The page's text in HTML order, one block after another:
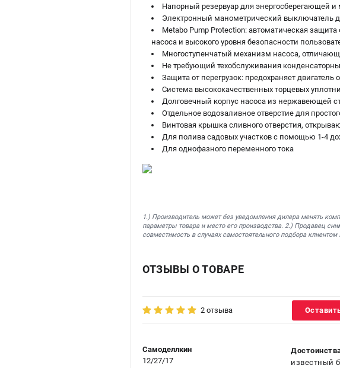
Напорный резервуар для энергосберегающей
Электронный манометрический выключатель
Metabo Pump Protection: автоматическая
насоса и высокого уровня безопасности
Многоступенчатый механизм насоса,
Не требующий техобслуживания
Защита от перегрузок: предохраняет двигатель
Система высококачественных торцевых
Долговечный корпус насоса из нержавеющей
Отдельное водозаливное отверстие для
Винтовая крышка сливного отверстия,
Для полива садовых участков с помощью 1-4
Для однофазного переменного тока
1.) Производитель может без уведомления дилера менять
параметры товара и место его производства. 2.) Продавец
совместимость в случаях самостоятельного подбора
ОТЗЫВЫ О ТОВАРЕ
2 отзыва
Самоделлкин
12/27/17
известный